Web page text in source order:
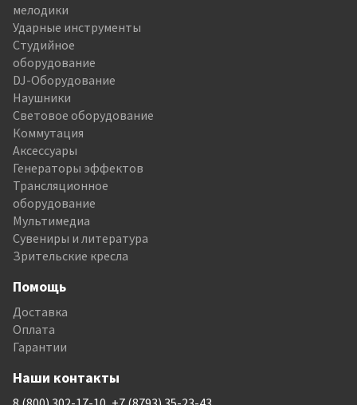
мелодики
Ударные инструменты
Студийное
оборудование
DJ-Оборудование
Наушники
Световое оборудование
Коммутация
Аксессуары
Генераторы эффектов
Трансляционное
оборудование
Мультимедиа
Сувениры и литература
Зрительские кресла
Помощь
Доставка
Оплата
Гарантии
Наши контакты